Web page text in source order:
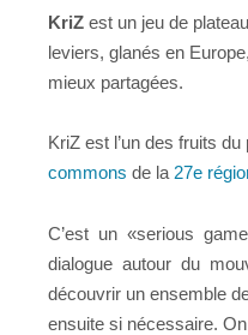
KriZ est un jeu de
leviers, glanés en
mieux partagées.
KriZ est l’un des fruits
commons de la 27e
C’est un «serious
dialogue autour du
découvrir un ensemble
ensuite si nécessaire.